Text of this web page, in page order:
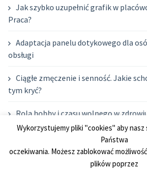
Jak szybko uzupełnić grafik w
Praca?
Adaptacja panelu dotykowego dla
obsługi
Ciągłe zmęczenie i senność. Jakie
tym kryć?
Rola hobby i czasu wolnego w
rodziców
Nowoczesne podejście do leczenia
Wykorzystujemy pliki "cookies" aby nasz
Państwa
oczekiwania. Możesz zablokować
plików poprzez